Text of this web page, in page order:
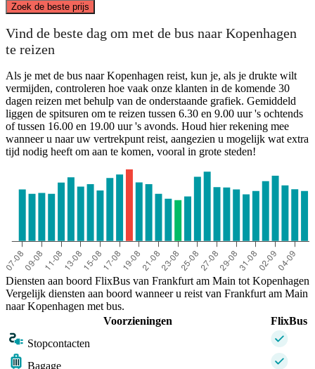
Zoek de beste prijs
Vind de beste dag om met de bus naar Kopenhagen
te reizen
Als je met de bus naar Kopenhagen reist, kun je, als je drukte wilt
vermijden, controleren hoe vaak onze klanten in de komende 30
dagen reizen met behulp van de onderstaande grafiek. Gemiddeld
liggen de spitsuren om te reizen tussen 6.30 en 9.00 uur 's ochtends
of tussen 16.00 en 19.00 uur 's avonds. Houd hier rekening mee
wanneer u naar uw vertrekpunt reist, aangezien u mogelijk wat extra
tijd nodig heeft om aan te komen, vooral in grote steden!
Diensten aan boord FlixBus van Frankfurt am Main tot Kopenhagen
Vergelijk diensten aan boord wanneer u reist van Frankfurt am Main
naar Kopenhagen met bus.
Voorzieningen
FlixBus
Stopcontacten
Bagage